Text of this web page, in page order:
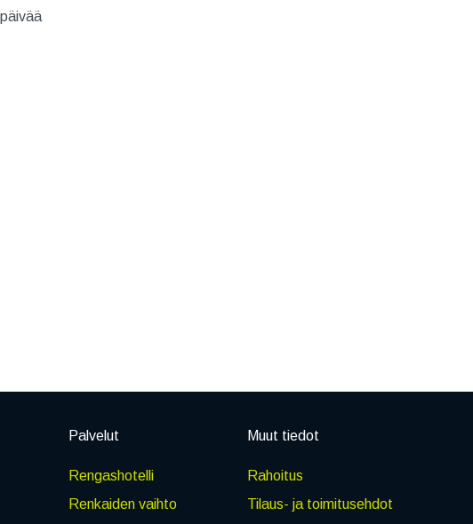
Palvelut
Rengashotelli
Renkaiden vaihto
Muut tiedot
Rahoitus
Tilaus- ja toimitusehdot